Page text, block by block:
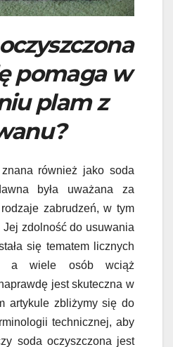
pomaga w
plam z
również jako soda
była uważana za
zabrudzeń, w tym
Jej zdolność do usuwania
się tematem licznych
a wiele osób wciąż
jest skuteczna w
artykule zbliżymy się do
technicznej, aby
soda oczyszczona jest